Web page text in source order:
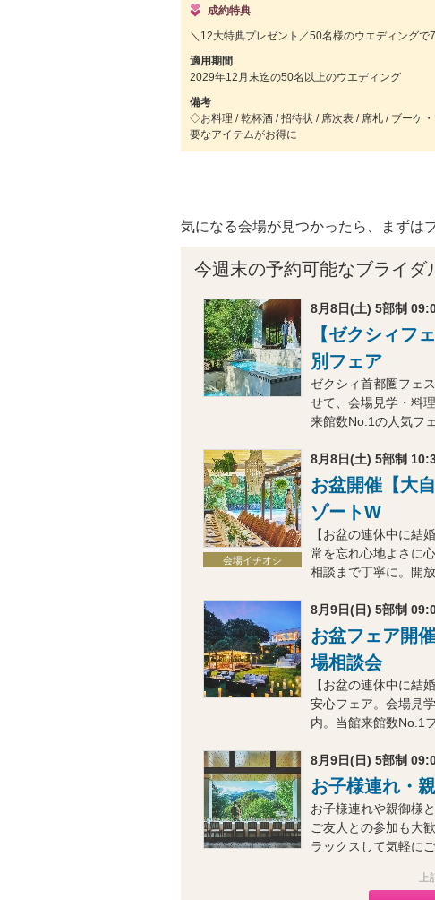
成約特典
＼12大特典プレゼント／50名様のウエディング
適用期間
2029年12月末迄の50名以上のウエディング
備考
◇お料理 / 乾杯酒 / 招待状 / 席次表 / 席札 / ブーケ
要なアイテムがお得に
気になる会場が見つかったら、まずは
今週末の予約可能なブライダ
8月8日(土) 5部制
【ゼクシィフ
別フェア
ゼクシィ首都圏フェ
せて、会場見学・料
来館数No.1の人気フ
会場イチオシ
8月8日(土) 5部制
お盆開催【大
ゾートW
【お盆の連休中に結
常を忘れ心地よさに
相談まで丁寧に。開
8月9日(日) 5部制
お盆フェア開
場相談会
【お盆の連休中に結
安心フェア。会場見
内。当館来館数No.1
8月9日(日) 5部制
お子様連れ・
お子様連れや親御様
ご友人との参加も大
ラックスして気軽に